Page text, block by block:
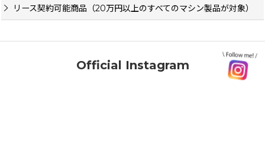
リース契約可能商品（20万円以上のすべてのマシン製品が対象）
Official Instagram